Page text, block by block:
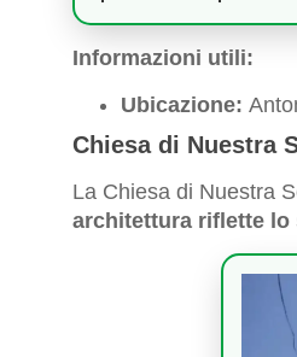
Informazioni utili:
Ubicazione:
Chiesa di Nuestra
La Chiesa di Nuestra
architettura riflette lo